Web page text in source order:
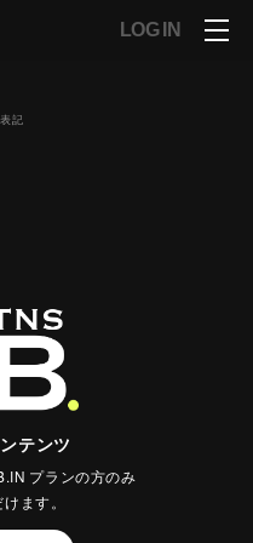
LOG IN
テンツ
プランの方のみ
ます。
記